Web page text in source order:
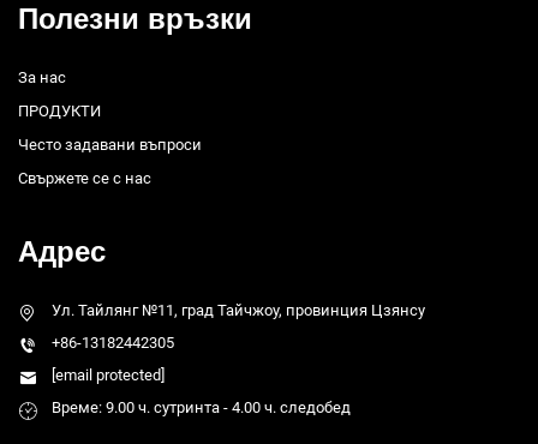
Полезни връзки
За нас
ПРОДУКТИ
Често задавани въпроси
Свържете се с нас
Адрес
Ул. Тайлянг №11, град Тайчжоу, провинция Цзянсу
+86-13182442305
[email protected]
Време: 9.00 ч. сутринта - 4.00 ч. следобед